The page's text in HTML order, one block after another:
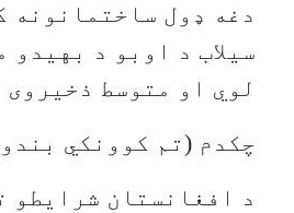
دغه ډول ساختمانونه
سیلاب د اوبو د
لوي او متوسط
چکدم (تم کوونکي
د افغانستان شرایطو